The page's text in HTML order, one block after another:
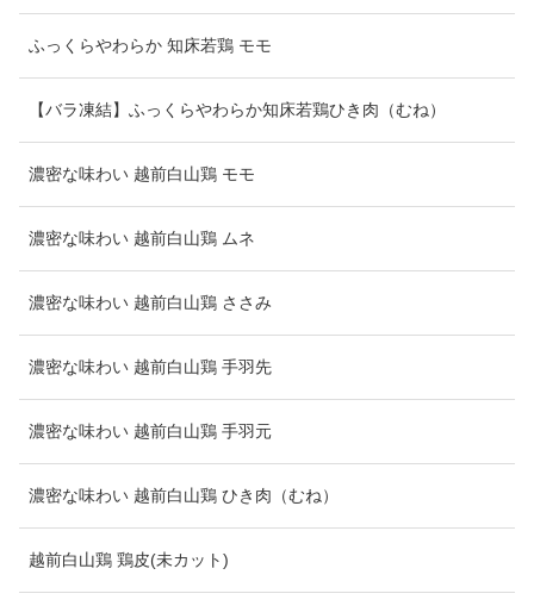
ふっくらやわらか 知床若鶏 モモ
【バラ凍結】ふっくらやわらか知床若鶏ひき肉（むね）
濃密な味わい 越前白山鶏 モモ
濃密な味わい 越前白山鶏 ムネ
濃密な味わい 越前白山鶏 ささみ
濃密な味わい 越前白山鶏 手羽先
濃密な味わい 越前白山鶏 手羽元
濃密な味わい 越前白山鶏 ひき肉（むね）
越前白山鶏 鶏皮(未カット)